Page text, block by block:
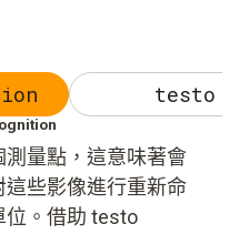
testo
量點，這意味著會
些影像進行重新命
位。借助 testo